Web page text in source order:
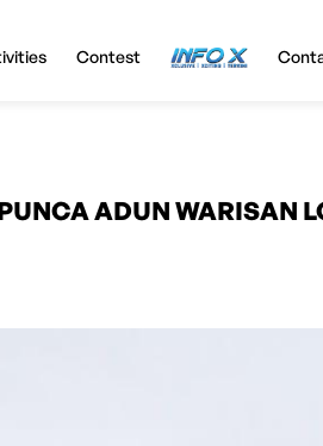
Contest InfoX
ADUN WARISAN